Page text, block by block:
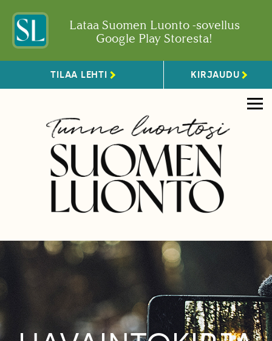
Lataa Suomen Luonto -sovellus
Google Play Storesta!
TILAA LEHTI KIRJAUDU